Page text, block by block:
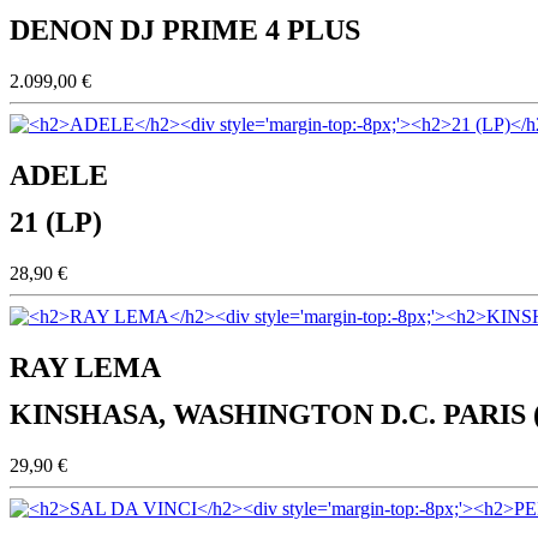
DENON DJ PRIME 4 PLUS
2.099,00 €
ADELE
21 (LP)
28,90 €
RAY LEMA
KINSHASA, WASHINGTON D.C. PARIS
29,90 €